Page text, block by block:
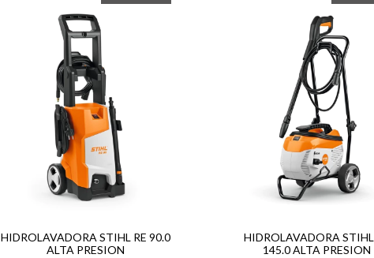
HIDROLAVADORA STIHL RE 90.0
ALTA PRESION
HIDROLAVADORA STIHL
145.0 ALTA PRESION